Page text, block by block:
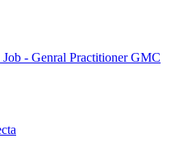
- Genral Practitioner GMC